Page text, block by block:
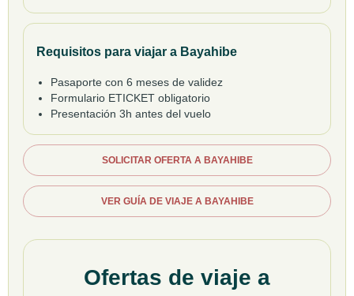
Requisitos para viajar a Bayahibe
Pasaporte con 6 meses de validez
Formulario ETICKET obligatorio
Presentación 3h antes del vuelo
SOLICITAR OFERTA A BAYAHIBE
VER GUÍA DE VIAJE A BAYAHIBE
Ofertas de viaje a